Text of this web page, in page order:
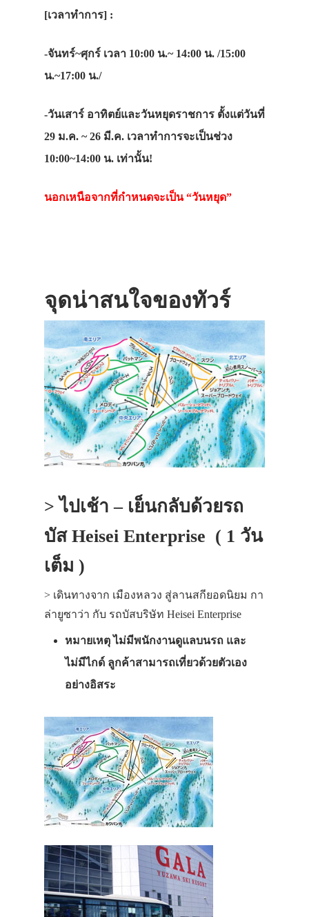
[เวลาทำการ] :
-จันทร์~ศุกร์ เวลา 10:00 น.~ 14:00 น. /15:00
น.~17:00 น./
-วันเสาร์ อาทิตย์และวันหยุดราชการ ตั้งแต่วันที่
29 ม.ค. ~ 26 มี.ค. เวลาทำการจะเป็นช่วง
10:00~14:00 น. เท่านั้น!
นอกเหนือจากที่กำหนดจะเป็น “วันหยุด”
จุดน่าสนใจของทัวร์
> ไปเช้า – เย็นกลับด้วยรถ
บัส Heisei Enterprise ( 1 วัน
เต็ม )
> เดินทางจาก เมืองหลวง สู่ลานสกียอดนิยม กา
ล่ายูซาว่า กับ รถบัสบริษัท Heisei Enterprise
หมายเหตุ ไม่มีพนักงานดูแลบนรถ และ
ไม่มีไกด์ ลูกค้าสามารถเที่ยวด้วยตัวเอง
อย่างอิสระ